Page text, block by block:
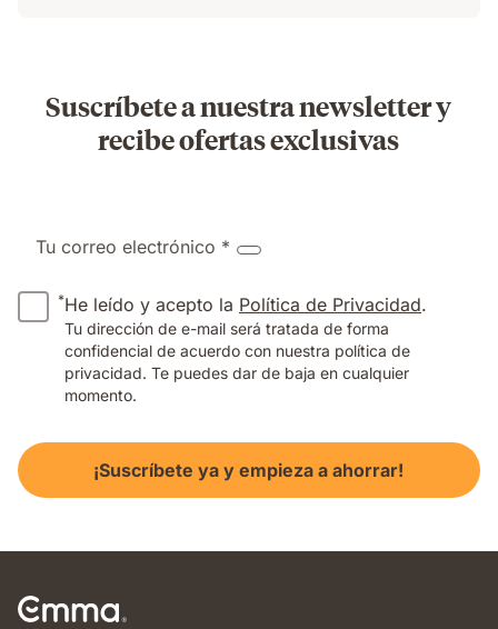
Suscríbete a nuestra newsletter y
recibe ofertas exclusivas
Tu correo electrónico *
*He leído y acepto la Política de Privacidad.
Tu dirección de e-mail será tratada de forma
confidencial de acuerdo con nuestra política de
privacidad. Te puedes dar de baja en cualquier
momento.
¡Suscríbete ya y empieza a ahorrar!